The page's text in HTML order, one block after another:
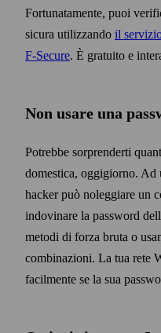
Fortunatamente, puoi
sicura utilizzando il
F‑Secure. È gratuito e
Non usare una
Potrebbe sorprenderti
domestica, oggigiorno. Ad
hacker può noleggiare un
indovinare la pass­word
metodi di forza bruta o
combinazioni. La tua rete
facilmente se la sua